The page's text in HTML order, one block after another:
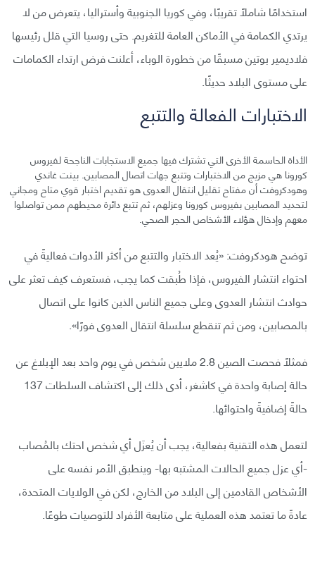
استخدامًا شاملًا تقريبًا، وفي كوريا الجنوبية وأستراليا، يتعرض من لا
يرتدي الكمامة في الأماكن العامة للتغريم. حتى روسيا التي قلل رئيسها
فلاديمير بوتين مسبقًا من خطورة الوباء، أعلنت فرض ارتداء الكمامات
على مستوى البلاد حديثًا.
الاختبارات الفعالة والتتبع
الأداة الحاسمة الأخرى التي تشترك فيها جميع الاستجابات الناجحة لفيروس
كورونا هي مزيج من الاختبارات وتتبع جهات اتصال المصابين. بينت غاندي
وهودكروفت أن مفتاح تقليل انتقال العدوى هو تقديم اختبار قوي متاح ومجاني
لتحديد المصابين بفيروس كورونا وعزلهم، ثم تتبع دائرة محيطهم ممن تواصلوا
معهم وإدخال هؤلاء الأشخاص الحجر الصحي.
توضح هودكروفت: «يُعد الاختبار والتتبع من أكثر الأدوات فعاليةً في
احتواء انتشار الفيروس، فإذا طُبقت كما يجب، فستعرف كيف تعثر على
حوادث انتشار العدوى وعلى جميع الناس الذين كانوا على اتصال
بالمصابين، ومن ثم تنقطع سلسلة انتقال العدوى فورًا».
فمثلًا فحصت الصين 2.8 ملايين شخص في يوم واحد بعد الإبلاغ عن
حالة إصابة واحدة في كاشغر، أدى ذلك إلى اكتشاف السلطات 137
حالةً إضافيةً واحتوائها.
لتعمل هذه التقنية بفعالية، يجب أن يُعزَل أي شخص احتك بالمُصاب
-أي عزل جميع الحالات المشتبه بها- وينطبق الأمر نفسه على
الأشخاص القادمين إلى البلاد من الخارج، لكن في الولايات المتحدة،
عادةً ما تعتمد هذه العملية على متابعة الأفراد للتوصيات طوعًا.